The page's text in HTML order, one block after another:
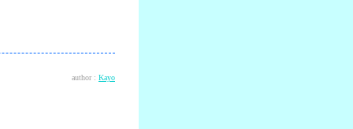
author : Kayo